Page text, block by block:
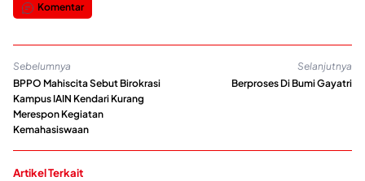
Komentar
Sebelumnya
BPPO Mahiscita Sebut Birokrasi
Kampus IAIN Kendari Kurang
Merespon Kegiatan
Kemahasiswaan
Selanjutnya
Berproses Di Bumi Gayatri
Artikel Terkait